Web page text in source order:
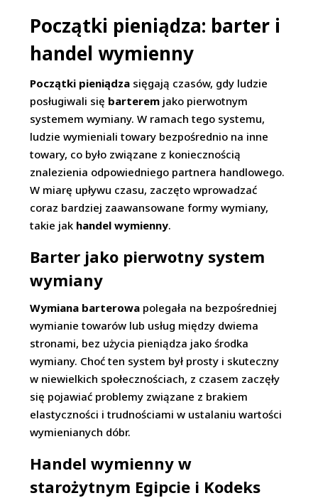
Początki pieniądza: barter i
handel wymienny
Początki pieniądza sięgają czasów, gdy ludzie
posługiwali się barterem jako pierwotnym
systemem wymiany. W ramach tego systemu,
ludzie wymieniali towary bezpośrednio na inne
towary, co było związane z koniecznością
znalezienia odpowiedniego partnera handlowego.
W miarę upływu czasu, zaczęto wprowadzać
coraz bardziej zaawansowane formy wymiany,
takie jak handel wymienny.
Barter jako pierwotny system
wymiany
Wymiana barterowa polegała na bezpośredniej
wymianie towarów lub usług między dwiema
stronami, bez użycia pieniądza jako środka
wymiany. Choć ten system był prosty i skuteczny
w niewielkich społecznościach, z czasem zaczęły
się pojawiać problemy związane z brakiem
elastyczności i trudnościami w ustalaniu wartości
wymienianych dóbr.
Handel wymienny w
starożytnym Egipcie i Kodeks